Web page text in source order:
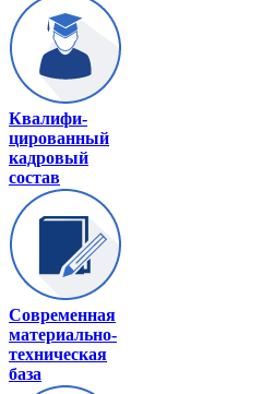
Квалифи-
цированный
кадровый
состав
Современная
материально-
техническая
база